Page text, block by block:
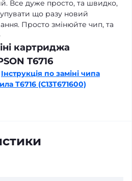
Все дуже просто, та швидко,
що разу новий
Просто змінюйте чип, та
картриджа
T6716
Інструкція по заміні чипа
T6716 (C13T671600)